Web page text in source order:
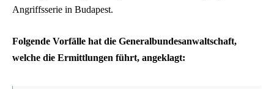
Angriffsserie in Budapest.
Folgende Vorfälle hat die Generalbundesanwaltschaft,
welche die Ermittlungen führt, angeklagt: